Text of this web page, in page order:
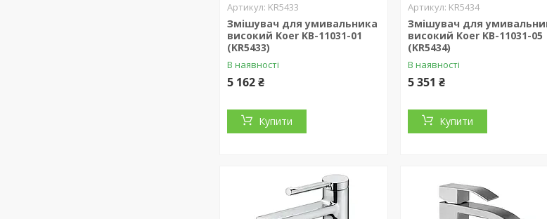
KR5433
Змішувач для умивальника
високий Koer KB-11031-01
(KR5433)
В наявності
5 162 ₴
Купити
KR5434
Змішувач для
високий Koer KB-11031-05
(KR5434)
В наявності
5 351 ₴
Купити